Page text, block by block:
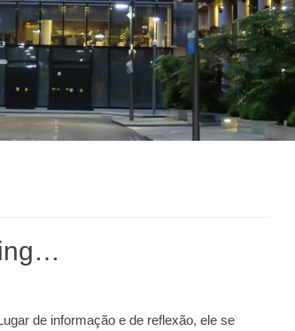
de informação e de reflexão, ele se